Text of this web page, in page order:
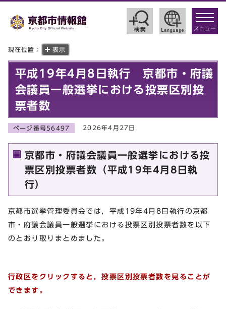
toggle
メニュー
現在位置： 表示
平成19年4月8日執行 京都市・府議
会議員一般選挙における投票区別投
票者数
ページ番号56497 2026年4月27日
京都市・府議会議員一般選挙における投
票区別投票者数（平成19年4月8日執
行）
京都市選挙管理委員会では，平成19年4月8日執行の京都
市・府議会議員一般選挙における投票区別投票者数を以下
のとおり取りまとめました。
行政区をクリックすると，投票区別投票者数を見ることが
できます。